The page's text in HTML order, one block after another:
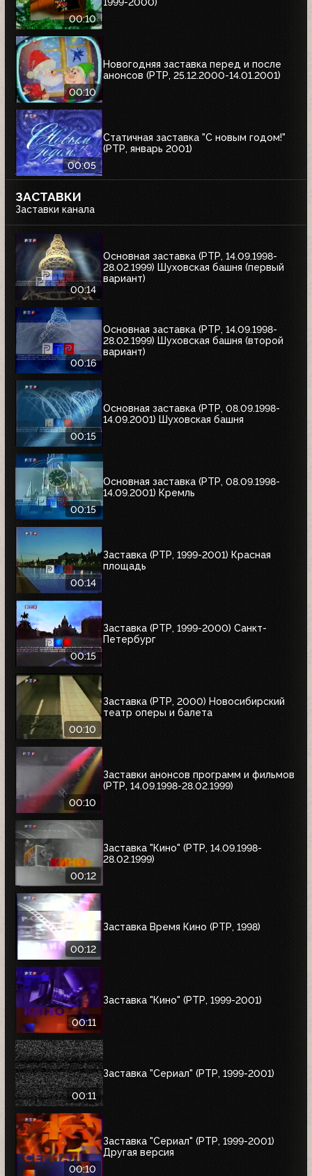
00:10
00:10
Новогодняя заставка перед и после
анонсов (РТР, 25.12.2000-14.01.2001)
00:05
Статичная заставка "С новым годом!"
(РТР, январь 2001)
ЗАСТАВКИ
Заставки канала
00:14
Основная заставка (РТР, 14.09.1998-
28.02.1999) Шуховская башня (первый
вариант)
00:16
Основная заставка (РТР, 14.09.1998-
28.02.1999) Шуховская башня (второй
вариант)
00:15
Основная заставка (РТР, 08.09.1998-
14.09.2001) Шуховская башня
00:15
Основная заставка (РТР, 08.09.1998-
14.09.2001) Кремль
00:14
Заставка (РТР, 1999-2001) Красная
площадь
00:15
Заставка (РТР, 1999-2000) Санкт-
Петербург
00:10
Заставка (РТР, 2000) Новосибирский
театр оперы и балета
00:10
Заставки анонсов программ и фильмов
(РТР, 14.09.1998-28.02.1999)
00:12
Заставка "Кино" (РТР, 14.09.1998-
28.02.1999)
00:12
Заставка Время Кино (РТР, 1998)
00:11
Заставка "Кино" (РТР, 1999-2001)
00:11
Заставка "Сериал" (РТР, 1999-2001)
00:10
Заставка "Сериал" (РТР, 1999-2001)
Другая версия